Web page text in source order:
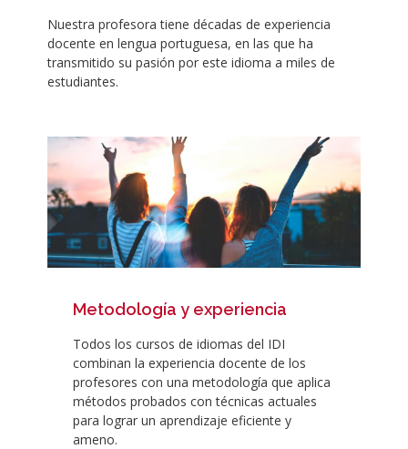
Nuestra profesora tiene décadas de experiencia
docente en lengua portuguesa, en las que ha
transmitido su pasión por este idioma a miles de
estudiantes.
Metodología y experiencia
Todos los cursos de idiomas del IDI
combinan la experiencia docente de los
profesores con una metodología que aplica
métodos probados con técnicas actuales
para lograr un aprendizaje eficiente y
ameno.